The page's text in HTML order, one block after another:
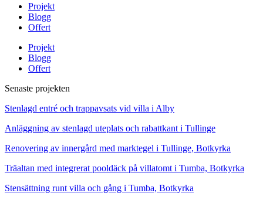
Projekt
Blogg
Offert
Projekt
Blogg
Offert
Senaste projekten
Stenlagd entré och trappavsats vid villa i Alby
Anläggning av stenlagd uteplats och rabattkant i Tullinge
Renovering av innergård med marktegel i Tullinge, Botkyrka
Träaltan med integrerat pooldäck på villatomt i Tumba, Botkyrka
Stensättning runt villa och gång i Tumba, Botkyrka